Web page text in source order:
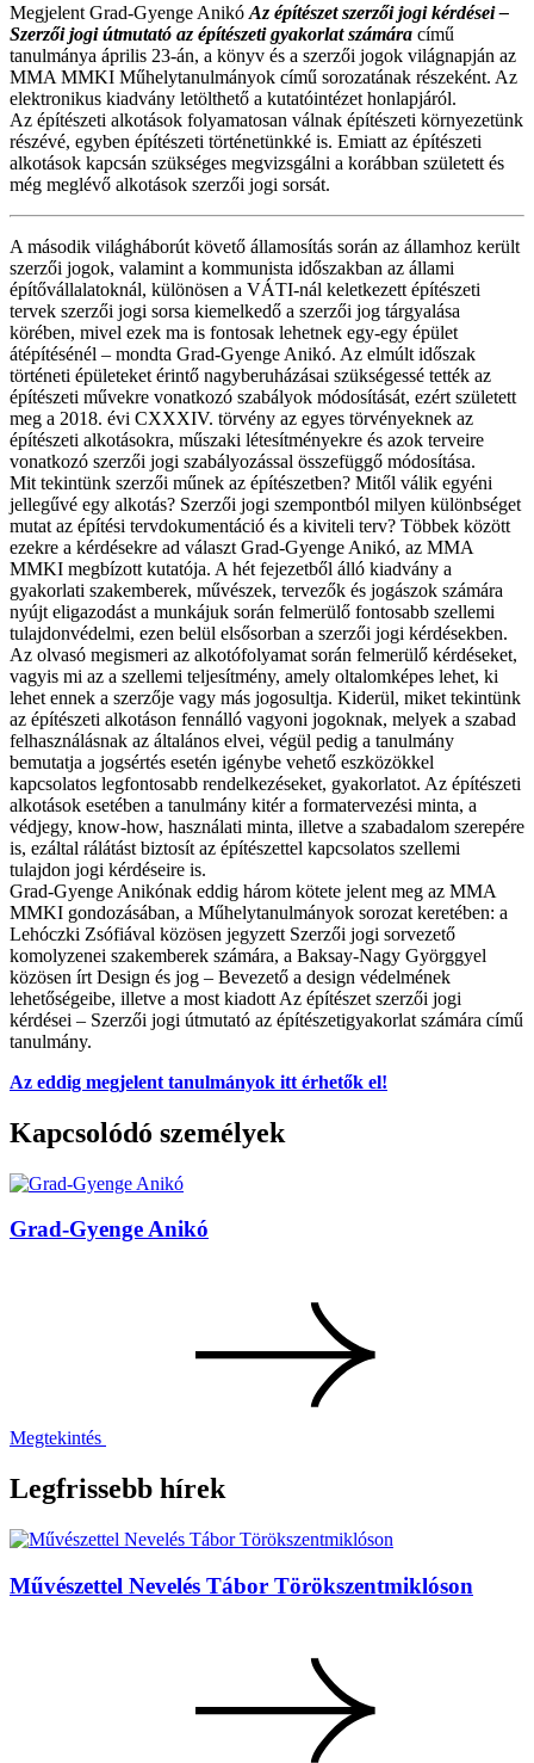
Megjelent Grad-Gyenge Anikó Az építészet szerzői jogi kérdései –
Szerzői jogi útmutató az építészeti gyakorlat számára című
tanulmánya április 23-án, a könyv és a szerzői jogok világnapján az
MMA MMKI Műhelytanulmányok című sorozatának részeként. Az
elektronikus kiadvány letölthető a kutatóintézet honlapjáról.
Az építészeti alkotások folyamatosan válnak építészeti környezetünk
részévé, egyben építészeti történetünkké is. Emiatt az építészeti
alkotások kapcsán szükséges megvizsgálni a korábban született és
még meglévő alkotások szerzői jogi sorsát.
A második világháborút követő államosítás során az államhoz került
szerzői jogok, valamint a kommunista időszakban az állami
építővállalatoknál, különösen a VÁTI-nál keletkezett építészeti
tervek szerzői jogi sorsa kiemelkedő a szerzői jog tárgyalása
körében, mivel ezek ma is fontosak lehetnek egy-egy épület
átépítésénél – mondta Grad-Gyenge Anikó. Az elmúlt időszak
történeti épületeket érintő nagyberuházásai szükségessé tették az
építészeti művekre vonatkozó szabályok módosítását, ezért született
meg a 2018. évi CXXXIV. törvény az egyes törvényeknek az
építészeti alkotásokra, műszaki létesítményekre és azok terveire
vonatkozó szerzői jogi szabályozással összefüggő módosítása.
Mit tekintünk szerzői műnek az építészetben? Mitől válik egyéni
jellegűvé egy alkotás? Szerzői jogi szempontból milyen különbséget
mutat az építési tervdokumentáció és a kiviteli terv? Többek között
ezekre a kérdésekre ad választ Grad-Gyenge Anikó, az MMA
MMKI megbízott kutatója. A hét fejezetből álló kiadvány a
gyakorlati szakemberek, művészek, tervezők és jogászok számára
nyújt eligazodást a munkájuk során felmerülő fontosabb szellemi
tulajdonvédelmi, ezen belül elsősorban a szerzői jogi kérdésekben.
Az olvasó megismeri az alkotófolyamat során felmerülő kérdéseket,
vagyis mi az a szellemi teljesítmény, amely oltalomképes lehet, ki
lehet ennek a szerzője vagy más jogosultja. Kiderül, miket tekintünk
az építészeti alkotáson fennálló vagyoni jogoknak, melyek a szabad
felhasználásnak az általános elvei, végül pedig a tanulmány
bemutatja a jogsértés esetén igénybe vehető eszközökkel
kapcsolatos legfontosabb rendelkezéseket, gyakorlatot. Az építészeti
alkotások esetében a tanulmány kitér a formatervezési minta, a
védjegy, know-how, használati minta, illetve a szabadalom szerepére
is, ezáltal rálátást biztosít az építészettel kapcsolatos szellemi
tulajdon jogi kérdéseire is.
Grad-Gyenge Anikónak eddig három kötete jelent meg az MMA
MMKI gondozásában, a Műhelytanulmányok sorozat keretében: a
Lehóczki Zsófiával közösen jegyzett Szerzői jogi sorvezető
komolyzenei szakemberek számára, a Baksay-Nagy Györggyel
közösen írt Design és jog – Bevezető a design védelmének
lehetőségeibe, illetve a most kiadott Az építészet szerzői jogi
kérdései – Szerzői jogi útmutató az építészetigyakorlat számára című
tanulmány.
Az eddig megjelent tanulmányok itt érhetők el!
Kapcsolódó személyek
Grad-Gyenge Anikó
Megtekintés
Legfrissebb hírek
Művészettel Nevelés Tábor Törökszentmiklóson